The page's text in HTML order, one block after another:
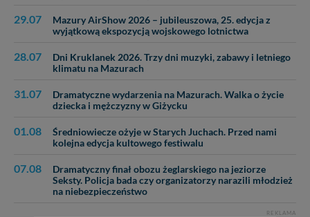
29.07
Mazury AirShow 2026 – jubileuszowa, 25. edycja z
wyjątkową ekspozycją wojskowego lotnictwa
28.07
Dni Kruklanek 2026. Trzy dni muzyki, zabawy i letniego
klimatu na Mazurach
31.07
Dramatyczne wydarzenia na Mazurach. Walka o życie
dziecka i mężczyzny w Giżycku
01.08
Średniowiecze ożyje w Starych Juchach. Przed nami
kolejna edycja kultowego festiwalu
07.08
Dramatyczny finał obozu żeglarskiego na jeziorze
Seksty. Policja bada czy organizatorzy narazili młodzież
na niebezpieczeństwo
REKLAMA